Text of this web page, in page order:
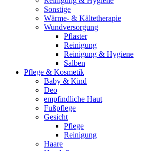
Sonstige
Wärme- & Kältetherapie
Wundversorgung
Pflaster
Reinigung
Reinigung & Hygiene
Salben
Pflege & Kosmetik
Baby & Kind
Deo
empfindliche Haut
Fußpflege
Gesicht
Pflege
Reinigung
Haare